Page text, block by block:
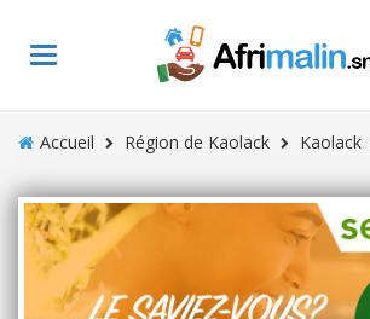
Toggle
navigation
Accueil Région de Kaolack Kaolack